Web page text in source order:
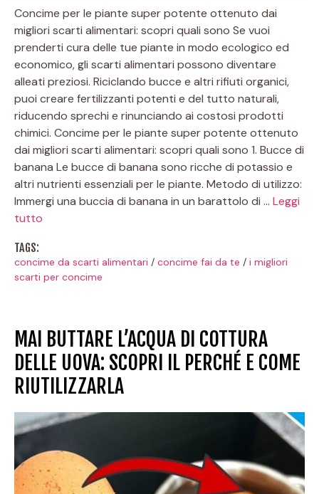
Concime per le piante super potente ottenuto dai
migliori scarti alimentari: scopri quali sono Se vuoi
prenderti cura delle tue piante in modo ecologico ed
economico, gli scarti alimentari possono diventare
alleati preziosi. Riciclando bucce e altri rifiuti organici,
puoi creare fertilizzanti potenti e del tutto naturali,
riducendo sprechi e rinunciando ai costosi prodotti
chimici. Concime per le piante super potente ottenuto
dai migliori scarti alimentari: scopri quali sono 1. Bucce di
banana Le bucce di banana sono ricche di potassio e
altri nutrienti essenziali per le piante. Metodo di utilizzo:
Immergi una buccia di banana in un barattolo di … Leggi
tutto
TAGS:
concime da scarti alimentari / concime fai da te / i migliori
scarti per concime
MAI BUTTARE L’ACQUA DI COTTURA
DELLE UOVA: SCOPRI IL PERCHÉ E COME
RIUTILIZZARLA